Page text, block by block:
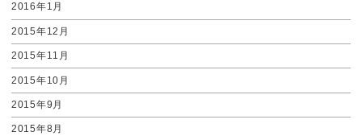
2016年1月
2015年12月
2015年11月
2015年10月
2015年9月
2015年8月